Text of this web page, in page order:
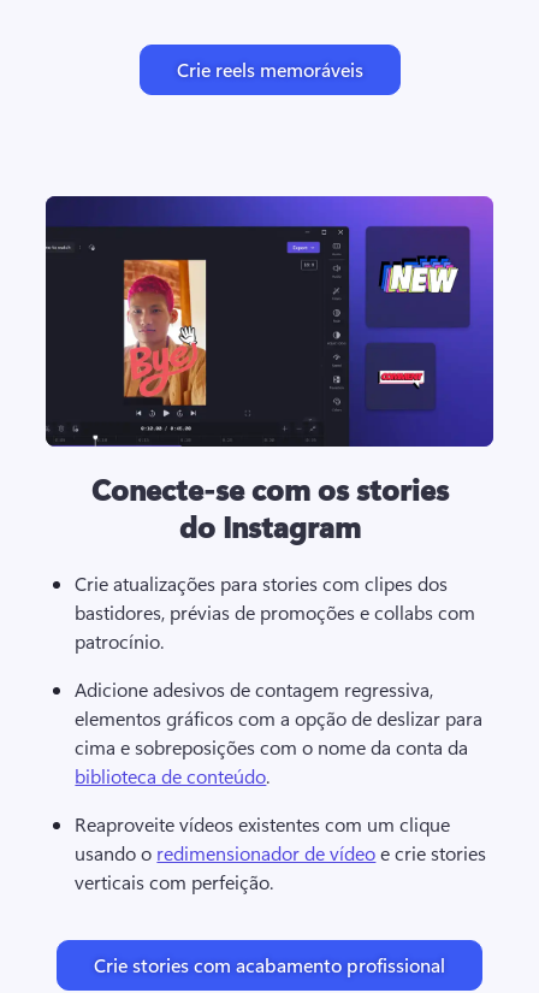
Crie reels memoráveis
Conecte-se com os stories
do Instagram
Crie atualizações para stories com clipes dos
bastidores, prévias de promoções e collabs com
patrocínio.
Adicione adesivos de contagem regressiva,
elementos gráficos com a opção de deslizar para
cima e sobreposições com o nome da conta da
biblioteca de conteúdo.
Reaproveite vídeos existentes com um clique
usando o redimensionador de vídeo e crie stories
verticais com perfeição.
Crie stories com acabamento profissional